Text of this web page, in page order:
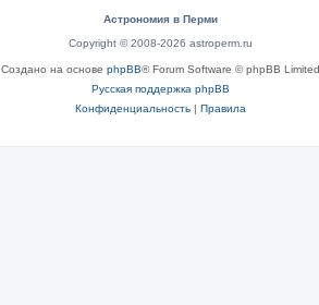
Астрономия в Перми
Copyright © 2008-2026 astroperm.ru
Создано на основе phpBB® Forum Software © phpBB Limited
Русская поддержка phpBB
Конфиденциальность| Правила